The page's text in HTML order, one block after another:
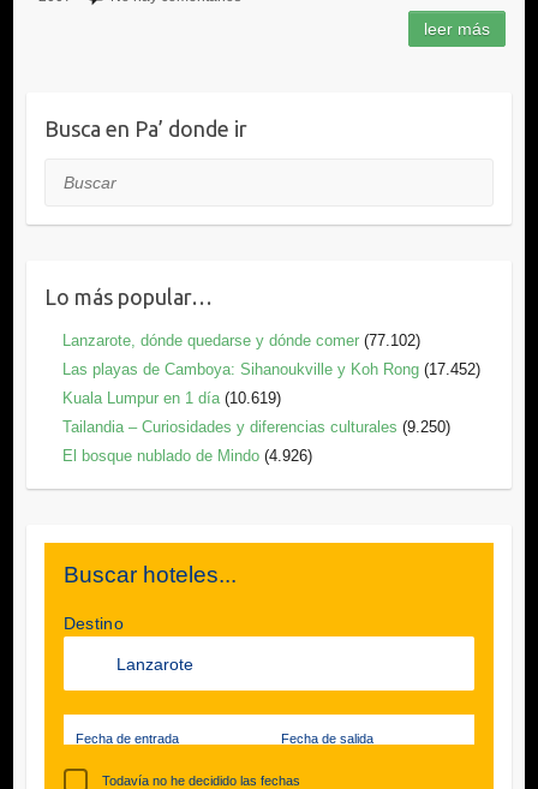
Busca en Pa’ donde ir
Buscar
Lo más popular…
Lanzarote, dónde quedarse y dónde comer (77.102)
Las playas de Camboya: Sihanoukville y Koh Rong (17.452)
Kuala Lumpur en 1 día (10.619)
Tailandia – Curiosidades y diferencias culturales (9.250)
El bosque nublado de Mindo (4.926)
Buscar hoteles...
Destino
Fecha de entrada Fecha de salida
Todavía no he decidido las fechas